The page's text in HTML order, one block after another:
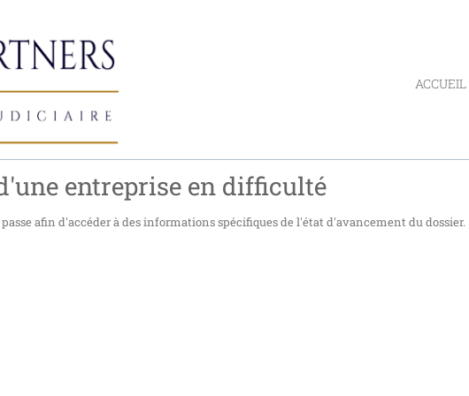
ACCUEIL
entreprise en difficulté
afin d'accéder à des informations spécifiques de l'état d'avancement du dossier.